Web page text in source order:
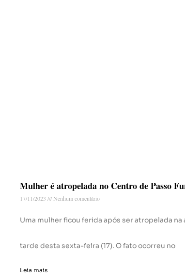
Mulher é atropelada no Centro de Passo
17/11/2023 Nenhum comentário
Uma mulher ficou ferida após ser atropelada na
tarde desta sexta-feira (17). O fato ocorreu no
Leia mais